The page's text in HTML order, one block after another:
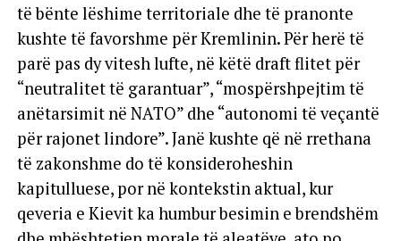
të bënte lëshime territoriale dhe të pranonte
kushte të favorshme për Kremlinin. Për herë të
parë pas dy vitesh lufte, në këtë draft flitet për
“neutralitet të garantuar”, “mospërshpejtim të
anëtarsimit në NATO” dhe “autonomi të veçantë
për rajonet lindore”. Janë kushte që në rrethana
të zakonshme do të konsideroheshin
kapitulluese, por në kontekstin aktual, kur
qeveria e Kievit ka humbur besimin e brendshëm